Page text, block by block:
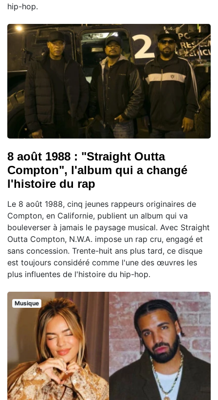
hip-hop.
8 août 1988 : "Straight Outta
Compton", l'album qui a changé
l'histoire du rap
Le 8 août 1988, cinq jeunes rappeurs originaires de
Compton, en Californie, publient un album qui va
bouleverser à jamais le paysage musical. Avec Straight
Outta Compton, N.W.A. impose un rap cru, engagé et
sans concession. Trente-huit ans plus tard, ce disque
est toujours considéré comme l'une des œuvres les
plus influentes de l'histoire du hip-hop.
Musique